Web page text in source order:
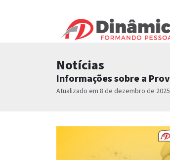
Notícias
Informações sobre a
Atualizado em 8 de dezembro de 2025